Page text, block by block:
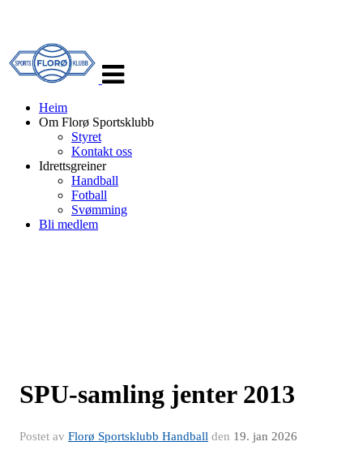
navigasjon
Heim
Om Florø Sportsklubb
Styret
Kontakt oss
Idrettsgreiner
Handball
Fotball
Svømming
Bli medlem
SPU-samling jenter 2013
Postet av Florø Sportsklubb Handball den 19. jan 2026